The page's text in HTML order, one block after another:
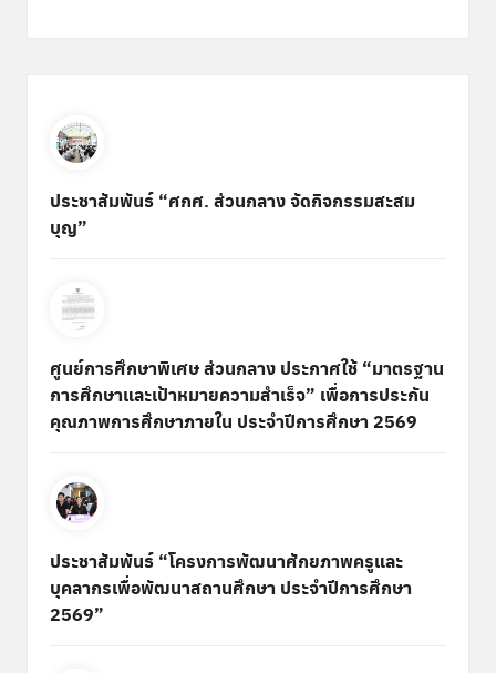
ประชาสัมพันธ์ “ศกศ. ส่วนกลาง จัดกิจกรรมสะสม
บุญ”
ศูนย์การศึกษาพิเศษ ส่วนกลาง ประกาศใช้ “มาตรฐาน
การศึกษาและเป้าหมายความสำเร็จ” เพื่อการประกัน
คุณภาพการศึกษาภายใน ประจำปีการศึกษา 2569
ประชาสัมพันธ์ “โครงการพัฒนาศักยภาพครูและ
บุคลากรเพื่อพัฒนาสถานศึกษา ประจำปีการศึกษา
2569”